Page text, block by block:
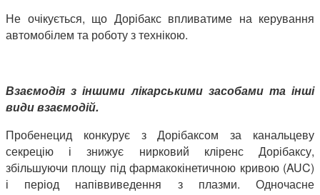
Не очікується, що Дорібакс впливатиме на керування
автомобілем та роботу з технікою.
Взаємодія з іншими лікарськими засобами та інші
види взаємодій.
Пробенецид конкурує з Дорібаксом за канальцеву
секрецію і знижує нирковий кліренс Дорібаксу,
збільшуючи площу під фармакокінетичною кривою (AUC)
і період напіввиведення з плазми. Одночасне